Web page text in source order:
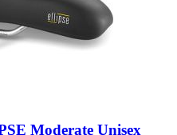
Moderate Unisex